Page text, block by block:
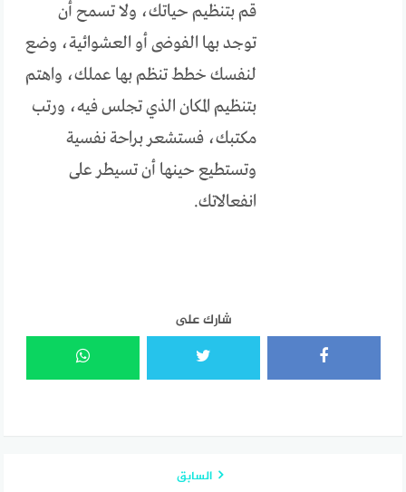
قم بتنظيم حياتك، ولا تسمح أن
توجد بها الفوضى أو العشوائية، وضع
لنفسك خطط تنظم بها عملك، واهتم
بتنظيم المكان الذي تجلس فيه، ورتب
مكتبك، فستشعر براحة نفسية
وتستطيع حينها أن تسيطر على
انفعالاتك.
شارك على
السابق